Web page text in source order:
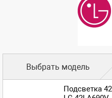
Выбрать модель
Подсветка